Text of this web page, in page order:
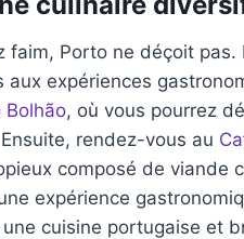
faim, Porto ne déçoit
aux expériences
Bolhão, où vous pourrez
rendez-vous au
composé de viande
expérience
cuisine portugaise et